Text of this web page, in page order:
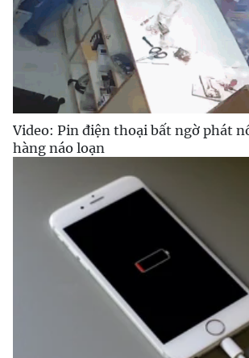
Video: Pin điện thoại bất ngờ phát
hàng náo loạn